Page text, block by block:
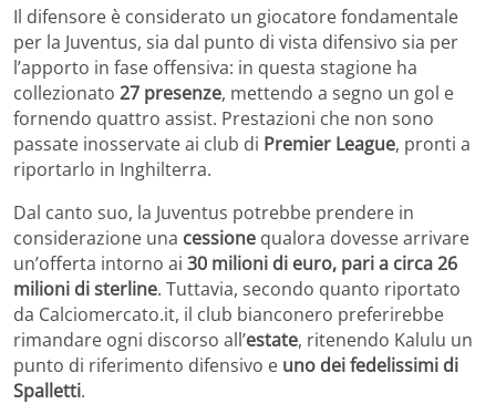
Il difensore è considerato un giocatore fondamentale
per la Juventus, sia dal punto di vista difensivo sia per
l’apporto in fase offensiva: in questa stagione ha
collezionato 27 presenze, mettendo a segno un gol e
fornendo quattro assist. Prestazioni che non sono
passate inosservate ai club di Premier League, pronti a
riportarlo in Inghilterra.
Dal canto suo, la Juventus potrebbe prendere in
considerazione una cessione qualora dovesse arrivare
un’offerta intorno ai 30 milioni di euro, pari a circa 26
milioni di sterline. Tuttavia, secondo quanto riportato
da Calciomercato.it, il club bianconero preferirebbe
rimandare ogni discorso all’estate, ritenendo Kalulu un
punto di riferimento difensivo e uno dei fedelissimi di
Spalletti.